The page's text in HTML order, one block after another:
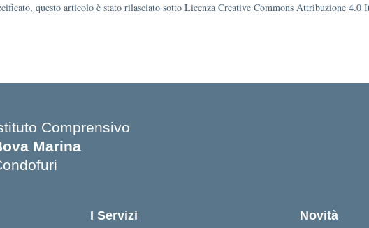
questo articolo è stato rilasciato sotto Licenza Creative Commons Attribuzione 4.0
Comprensivo
Marina
I Servizi Novità